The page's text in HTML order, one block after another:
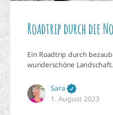
Roadtrip durch die
Ein Roadtrip durch
wunderschöne Landschaft.
Sara
1. August 2023